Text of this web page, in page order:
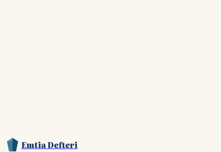
Emtia Defteri